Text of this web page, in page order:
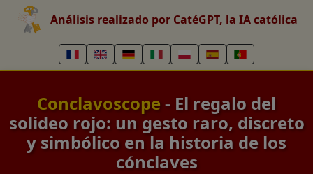
Análisis realizado por CatéGPT, la IA católica
Conclavoscope - El regalo del
solideo rojo: un gesto raro, discreto
y simbólico en la historia de los
cónclaves